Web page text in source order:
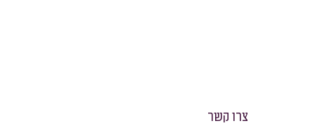
צרו קשר